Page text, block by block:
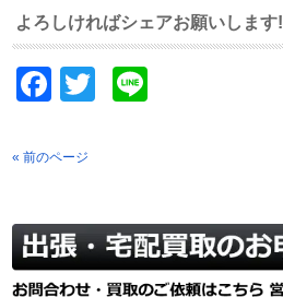
よろしければシェアお願いします!
Facebook
Twitter
« 前のページ